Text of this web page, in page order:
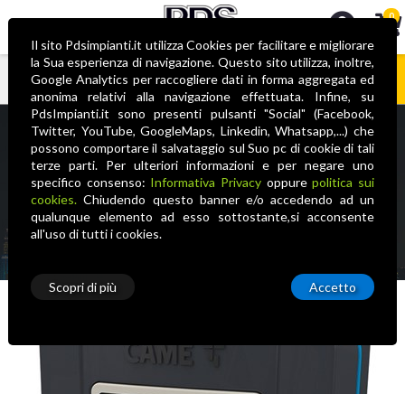
0
Nessun prodotto nel carrello
CM806SL-0300 SELR1BDG
TRANSPONDER B
Home N/A N/A N/A N/A
CM806SL-0300
SELR1BDG TRANSPONDER B
Il sito Pdsimpianti.it utilizza Cookies per facilitare e migliorare
la Sua esperienza di navigazione. Questo sito utilizza, inoltre,
Google Analytics per raccogliere dati in forma aggregata ed
anonima relativi alla navigazione effettuata. Infine, su
PdsImpianti.it sono presenti pulsanti "Social" (Facebook,
Twitter, YouTube, GoogleMaps, Linkedin, Whatsapp,...) che
possono comportare il salvataggio sul Suo pc di cookie di tali
terze parti. Per ulteriori informazioni e per negare uno
specifico consenso: Informativa Privacy oppurepolitica sui
cookies.Chiudendo questo banner e/o accedendo ad un
qualunque elemento ad esso sottostante,si acconsente
all'uso di tutti i cookies.
Scopri di più Accetto